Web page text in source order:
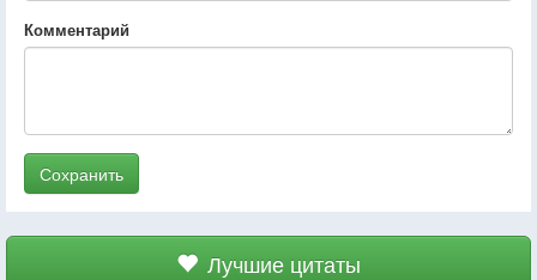
Комментарий
Сохранить
Лучшие цитаты